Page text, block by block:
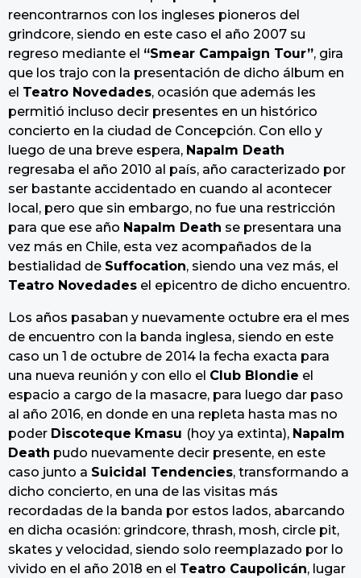
reencontrarnos con los ingleses pioneros del
grindcore, siendo en este caso el año 2007 su
regreso mediante el “Smear Campaign Tour”, gira
que los trajo con la presentación de dicho álbum en
el Teatro Novedades, ocasión que además les
permitió incluso decir presentes en un histórico
concierto en la ciudad de Concepción. Con ello y
luego de una breve espera, Napalm Death
regresaba el año 2010 al país, año caracterizado por
ser bastante accidentado en cuando al acontecer
local, pero que sin embargo, no fue una restricción
para que ese año Napalm Death se presentara una
vez más en Chile, esta vez acompañados de la
bestialidad de Suffocation, siendo una vez más, el
Teatro Novedades el epicentro de dicho encuentro.
Los años pasaban y nuevamente octubre era el mes
de encuentro con la banda inglesa, siendo en este
caso un 1 de octubre de 2014 la fecha exacta para
una nueva reunión y con ello el Club Blondie el
espacio a cargo de la masacre, para luego dar paso
al año 2016, en donde en una repleta hasta mas no
poder Discoteque Kmasu (hoy ya extinta), Napalm
Death pudo nuevamente decir presente, en este
caso junto a Suicidal Tendencies, transformando a
dicho concierto, en una de las visitas más
recordadas de la banda por estos lados, abarcando
en dicha ocasión: grindcore, thrash, mosh, circle pit,
skates y velocidad, siendo solo reemplazado por lo
vivido en el año 2018 en el Teatro Caupolicán, lugar